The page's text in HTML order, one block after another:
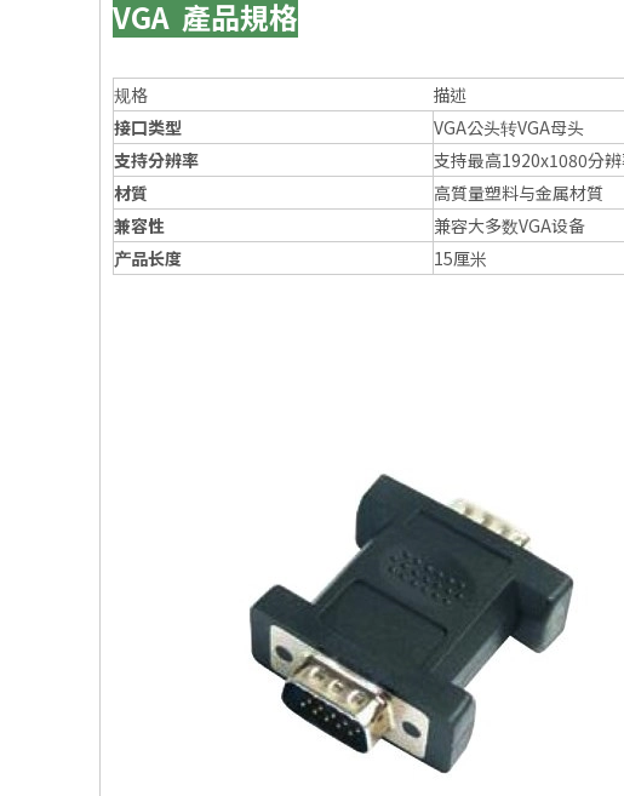
VGA 產品規格
规格
描述
接口类型
VGA公头转VGA母头
支持分辨率
支持最高1920x1080分辨
材質
高質量塑料与金属材質
兼容性
兼容大多数VGA设备
产品长度
15厘米